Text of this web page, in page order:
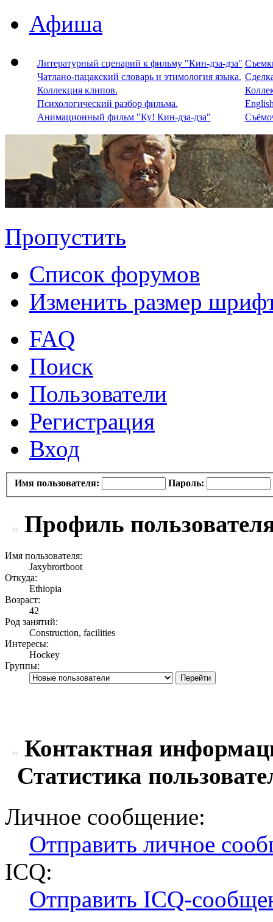
Афиша
Литературный сценарий к фильму "Кин-дза-дза"
Чатлано-пацакский словарь и этимология языка.
Коллекция клипов.
Психологический разбор фильма.
Анимационный фильм "Ку! Кин-дза-дза"
Пропустить
Список форумов
Изменить размер
FAQ
Поиск
Пользователи
Регистрация
Вход
Имя пользователя: Пароль:
Профиль
Имя пользователя:
Jaxybrortboot
Откуда:
Ethiopia
Возраст:
42
Род занятий:
Construction, facilities
Интересы:
Hockey
Группы:
Контактная
Статистика
Личное сообщение:
Отправить личное
ICQ:
Отправить ICQ-